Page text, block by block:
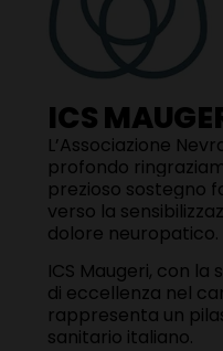
ICS
L’Associazione
profondo
prezioso sostegno
verso la
dolore neuropatico.
ICS Maugeri, con la
di eccellenza nel
rappresenta un
sanitario italiano.